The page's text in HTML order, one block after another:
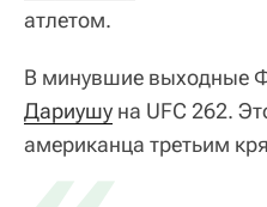
атлетом.
В минувшие выходные
Дариушу на UFC 262.
американца третьим